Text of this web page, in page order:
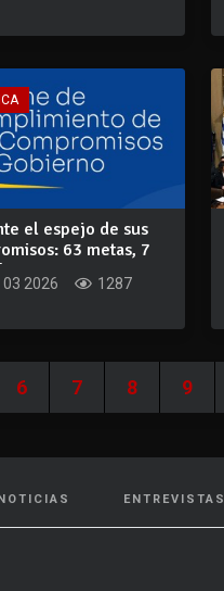
el espejo de sus
63 metas, 7
03 2026
1287
6 7 8 9
ENTREVISTAS